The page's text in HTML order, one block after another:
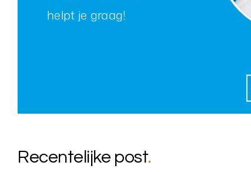
helpt je graag!
Recentelijke post.